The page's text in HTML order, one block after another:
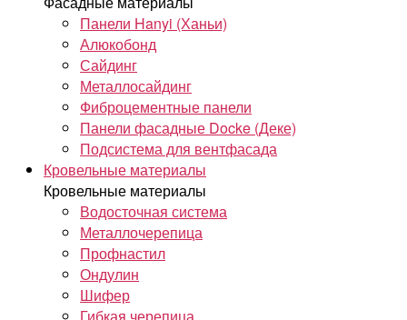
Панели Hanyi (Ханьи)
Алюкобонд
Сайдинг
Металлосайдинг
Фиброцементные панели
Панели фасадные Docke (Деке)
Подсистема для вентфасада
Кровельные материалы
Кровельные материалы
Водосточная система
Металлочерепица
Профнастил
Ондулин
Шифер